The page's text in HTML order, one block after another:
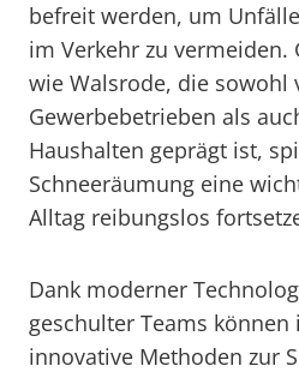
befreit werden, um
im Verkehr zu vermeiden.
wie Walsrode, die sowohl
Gewerbebetrieben als
Haushalten geprägt ist,
Schneeräumung eine
Alltag reibungslos
Dank moderner
geschulter Teams können
innovative Methoden zur